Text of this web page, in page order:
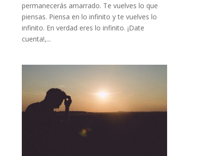
permanecerás amarrado. Te vuelves lo que
piensas. Piensa en lo infinito y te vuelves lo
infinito. En verdad eres lo infinito. ¡Date
cuenta!,...